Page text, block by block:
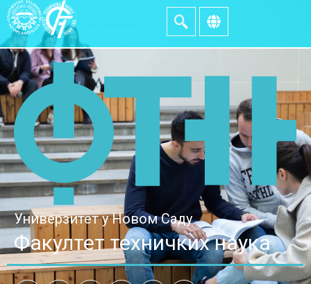
Универзитет у Новом Саду
Факултет техничких наука